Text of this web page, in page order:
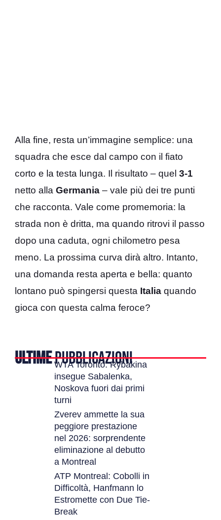
Alla fine, resta un’immagine semplice: una
squadra che esce dal campo con il fiato
corto e la testa lunga. Il risultato – quel 3-1
netto alla Germania – vale più dei tre punti
che racconta. Vale come promemoria: la
strada non è dritta, ma quando ritrovi il passo
dopo una caduta, ogni chilometro pesa
meno. La prossima curva dirà altro. Intanto,
una domanda resta aperta e bella: quanto
lontano può spingersi questa Italia quando
gioca con questa calma feroce?
ULTIMEPUBBLICAZIONI
WTA Toronto: Rybakina
insegue Sabalenka,
Noskova fuori dai primi
turni
Zverev ammette la sua
peggiore prestazione
nel 2026: sorprendente
eliminazione al debutto
a Montreal
ATP Montreal: Cobolli in
Difficoltà, Hanfmann lo
Estromette con Due Tie-
Break